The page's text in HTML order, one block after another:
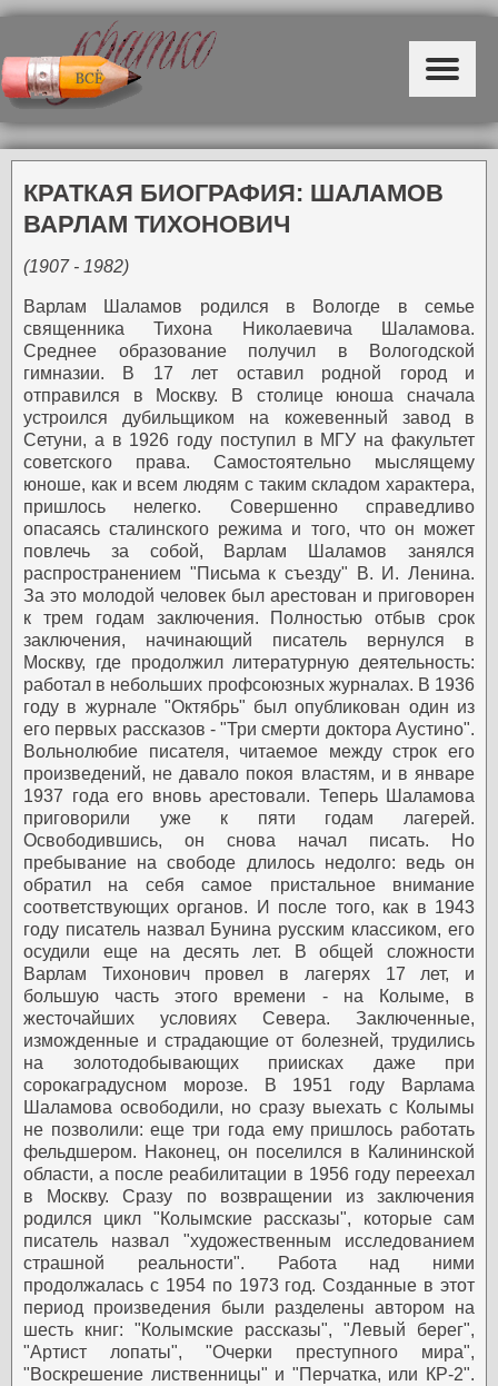
КРАТКАЯ БИОГРАФИЯ: ШАЛАМОВ
ВАРЛАМ ТИХОНОВИЧ
(1907 - 1982)
Варлам Шаламов родился в Вологде в семье
священника Тихона Николаевича Шаламова.
Среднее образование получил в Вологодской
гимназии. В 17 лет оставил родной город и
отправился в Москву. В столице юноша сначала
устроился дубильщиком на кожевенный завод в
Сетуни, а в 1926 году поступил в МГУ на факультет
советского права. Самостоятельно мыслящему
юноше, как и всем людям с таким складом характера,
пришлось нелегко. Совершенно справедливо
опасаясь сталинского режима и того, что он может
повлечь за собой, Варлам Шаламов занялся
распространением "Письма к съезду" В. И. Ленина.
За это молодой человек был арестован и приговорен
к трем годам заключения. Полностью отбыв срок
заключения, начинающий писатель вернулся в
Москву, где продолжил литературную деятельность:
работал в небольших профсоюзных журналах. В 1936
году в журнале "Октябрь" был опубликован один из
его первых рассказов - "Три смерти доктора Аустино".
Вольнолюбие писателя, читаемое между строк его
произведений, не давало покоя властям, и в январе
1937 года его вновь арестовали. Теперь Шаламова
приговорили уже к пяти годам лагерей.
Освободившись, он снова начал писать. Но
пребывание на свободе длилось недолго: ведь он
обратил на себя самое пристальное внимание
соответствующих органов. И после того, как в 1943
году писатель назвал Бунина русским классиком, его
осудили еще на десять лет. В общей сложности
Варлам Тихонович провел в лагерях 17 лет, и
большую часть этого времени - на Колыме, в
жесточайших условиях Севера. Заключенные,
изможденные и страдающие от болезней, трудились
на золотодобывающих приисках даже при
сорокаградусном морозе. В 1951 году Варлама
Шаламова освободили, но сразу выехать с Колымы
не позволили: еще три года ему пришлось работать
фельдшером. Наконец, он поселился в Калининской
области, а после реабилитации в 1956 году переехал
в Москву. Сразу по возвращении из заключения
родился цикл "Колымские рассказы", которые сам
писатель назвал "художественным исследованием
страшной реальности". Работа над ними
продолжалась с 1954 по 1973 год. Созданные в этот
период произведения были разделены автором на
шесть книг: "Колымские рассказы", "Левый берег",
"Артист лопаты", "Очерки преступного мира",
"Воскрешение лиственницы" и "Перчатка, или КР-2".